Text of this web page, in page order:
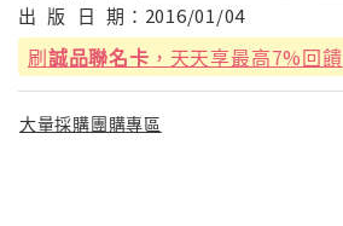
出 版 日 期： 2016/01/04
刷誠品聯名卡 ，天天享最高7%回饋
大量採購團購專區